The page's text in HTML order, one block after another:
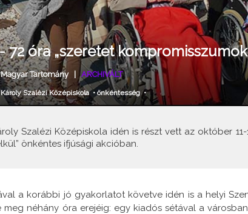
72 óra „szeretet
Tartomány|ARCHIVÁLT
Szalézi Középiskola• önkéntesség•
Szalézi Középiskola idén is részt vett az október
önkéntes ifjúsági akcióban.
a korábbi jó gyakorlatot követve idén is a helyi
néhány óra erejéig: egy kiadós sétával a